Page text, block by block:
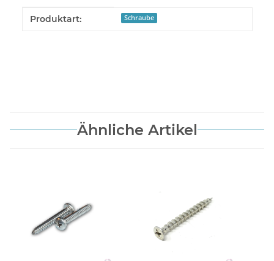
Produkteigenschaft
Wert
Produktart: Schraube
Ähnliche Artikel